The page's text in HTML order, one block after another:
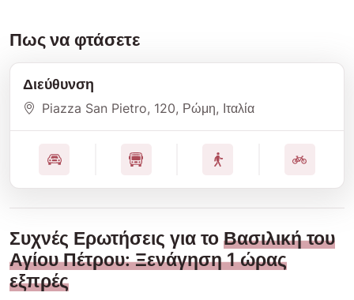
Πως να φτάσετε
Διεύθυνση
Piazza San Pietro, 120, Ρώμη, Ιταλία
Συχνές Ερωτήσεις για το Βασιλική του
Αγίου Πέτρου: Ξενάγηση 1 ώρας
εξπρές